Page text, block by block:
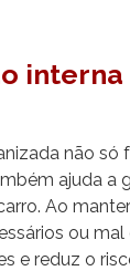
interna
não só
ajuda a
Ao
ou mal
e reduz o